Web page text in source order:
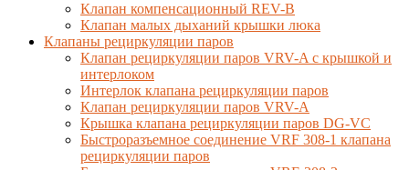
Клапан компенсационный REV-B
Клапан малых дыханий крышки люка
Клапаны рециркуляции паров
Клапан рециркуляции паров VRV-A с крышкой и
интерлоком
Интерлок клапана рециркуляции паров
Клапан рециркуляции паров VRV-A
Крышка клапана рециркуляции паров DG-VC
Быстроразъемное соединение VRF 308-1 клапана
рециркуляции паров